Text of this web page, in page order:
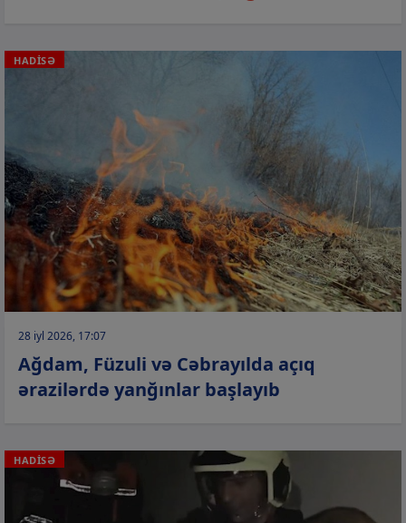
HADİSƏ
28 iyl 2026, 17:07
Ağdam, Füzuli və Cəbrayılda açıq
ərazilərdə yanğınlar başlayıb
HADİSƏ